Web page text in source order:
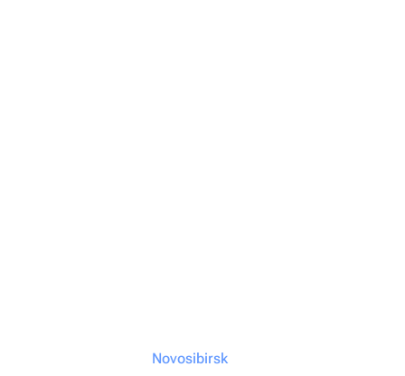
Novosibirsk